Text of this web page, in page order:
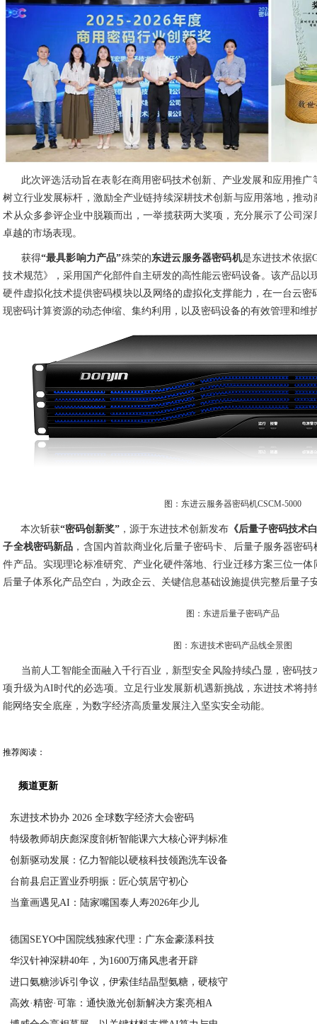
此次评选活动旨在表彰在商用密码技术创新、产业发展和应用推
树立行业发展标杆，激励全产业链持续深耕技术创新与应用落地，推
术从众多参评企业中脱颖而出，一举揽获两大奖项，充分展示了公司
卓越的市场表现。
获得“最具影响力产品”殊荣的东进云服务器密码机是东进技术依据
技术规范》，采用国产化部件自主研发的高性能云密码设备。该产品以
硬件虚拟化技术提供密码模块以及网络的虚拟化支撑能力，在一台云
现密码计算资源的动态伸缩、集约利用，以及密码设备的有效管理和维
图：东进云服务器密码机CSCM-5000
本次斩获“密码创新奖”，源于东进技术创新发布 《后量子密码技术
子全栈密码新品 ，含国内首款商业化后量子密码卡、后量子服务器密
件产品。实现理论标准研究、产业化硬件落地、行业迁移方案三位一
后量子体系化产品空白，为政企云、关键信息基础设施提供完整后量子
图：东进后量子密码产品
图：东进技术密码产品线全景图
当前人工智能全面融入千行百业，新型安全风险持续凸显，密码
项升级为AI时代的必选项。立足行业发展新机遇新挑战，东进技术将
能网络安全底座，为数字经济高质量发展注入坚实安全动能。
推荐阅读：
频道更新
东进技术协办 2026 全球数字经济大会密码
特级教师胡庆彪深度剖析智能课六大核心评判标准
创新驱动发展：亿力智能以硬核科技领跑洗车设备
台前县启正置业乔明振：匠心筑居守初心
当童画遇见AI：陆家嘴国泰人寿2026年少儿
德国SEYO中国院线独家代理：广东金豪漾科技
华汉针神深耕40年，为1600万痛风患者开辟
进口氨糖涉诉引争议，伊索佳结晶型氨糖，硬核守
高效·精密·可靠：通快激光创新解决方案亮相A